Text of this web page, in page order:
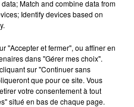
DU DERBY DE LA
Match and combine data from
Identify devices based on
"Accepter et fermer", ou affiner en
dans "Gérer mes choix".
sur "Continuer sans
que pour ce site. Vous
votre consentement à tout
situé en bas de chaque page.